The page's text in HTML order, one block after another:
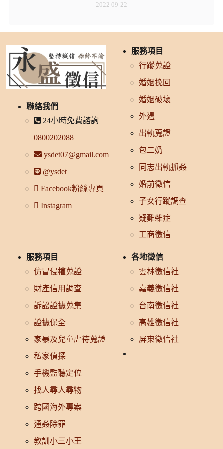
2022-09-22
聯絡我們
24小時免費諮詢
0800202088
ysdet07@gmail.com
@ysdet
Facebook粉絲專頁
Instagram
服務項目
行蹤蒐證
婚姻挽回
婚姻破壞
外遇
出軌蒐證
包二奶
同志出軌抓姦
婚前徵信
子女行蹤調查
疑難雜症
工商徵信
服務項目
仿冒侵權蒐證
財產信用調查
訴訟證據蒐集
證據保全
家暴及兒童虐待蒐證
私家偵探
手機監聽定位
找人尋人尋物
跨國海外專案
通姦除罪
教訓小三小王
各地徵信
雲林徵信社
嘉義徵信社
台南徵信社
高雄徵信社
屏東徵信社